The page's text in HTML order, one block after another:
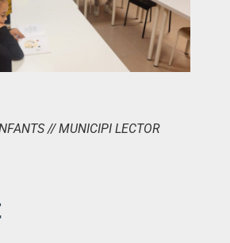
// MUNICIPI LECTOR